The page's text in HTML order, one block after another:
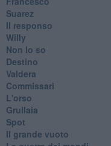
Suarez
​Il responso
Willy
Non lo so
Destino
Valdera
Commissari
L'orso
Grullaia
Spot
​Il grande vuoto